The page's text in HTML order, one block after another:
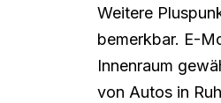
Weitere
bemerkbar. E-
Innenraum
von Autos in